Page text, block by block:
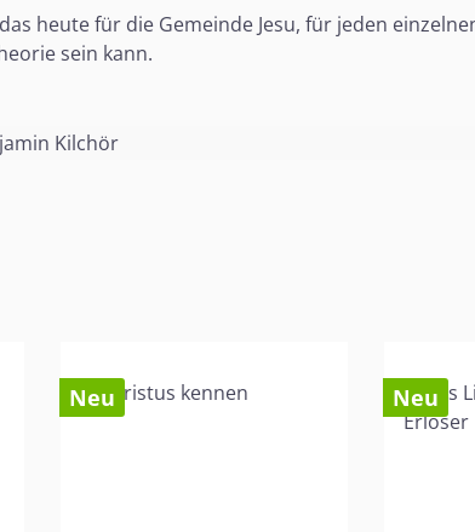
heute für die Gemeinde Jesu, für jeden
sein kann.
Kilchör
Neu Neu